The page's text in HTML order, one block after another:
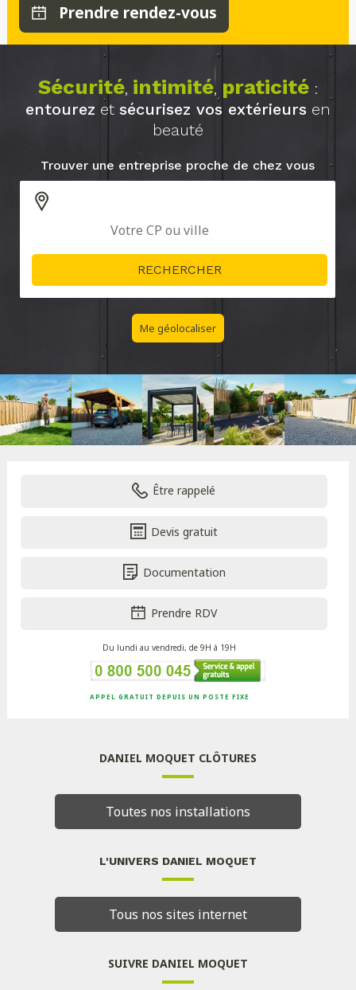
Prendre rendez-vous
Sécurité, intimité, praticité:
entourez et sécurisez vos extérieurs en
beauté
Trouver une entreprise proche de chez vous
Me géolocaliser
Être rappelé
Devis gratuit
Documentation
Prendre RDV
Du lundi au vendredi, de 9H à 19H
APPEL GRATUIT DEPUIS UN POSTE FIXE
DANIEL MOQUET CLÔTURES
Toutes nos installations
L'UNIVERS DANIEL MOQUET
Tous nos sites internet
SUIVRE DANIEL MOQUET